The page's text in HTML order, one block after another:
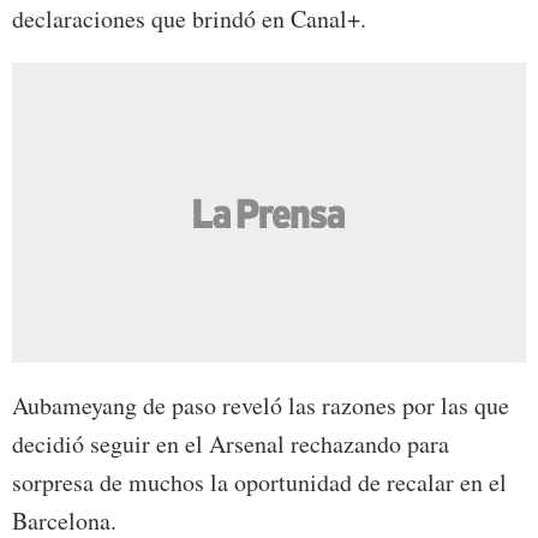
declaraciones que brindó en Canal+.
Aubameyang de paso reveló las razones por las que
decidió seguir en el Arsenal rechazando para
sorpresa de muchos la oportunidad de recalar en el
Barcelona.